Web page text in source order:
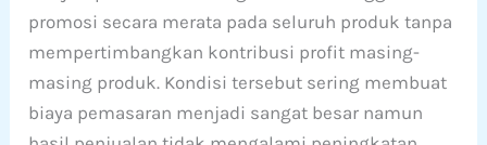
promosi secara merata pada seluruh produk tanpa
mempertimbangkan kontribusi profit masing-
masing produk. Kondisi tersebut sering membuat
biaya pemasaran menjadi sangat besar namun